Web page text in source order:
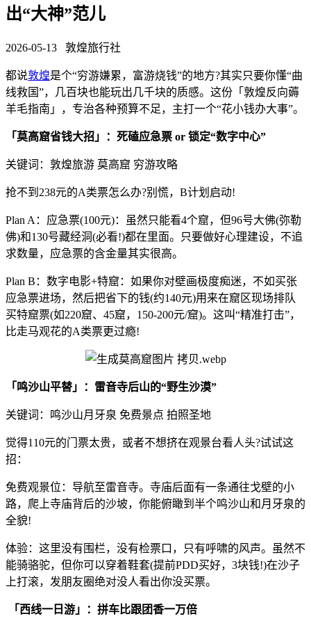
出“大神”范儿
2026-05-13 敦煌旅行社
都说敦煌是个“穷游嫌累，富游烧钱”的地方?其实只要你懂“曲
线救国”，几百块也能玩出几千块的质感。这份「敦煌反向薅
羊毛指南」，专治各种预算不足，主打一个“花小钱办大事”。
「莫高窟省钱大招」：死磕应急票 or 锁定“数字中心”
关键词：敦煌旅游 莫高窟 穷游攻略
抢不到238元的A类票怎么办?别慌，B计划启动!
Plan A：应急票(100元)：虽然只能看4个窟，但96号大佛(弥勒
佛)和130号藏经洞(必看!)都在里面。只要做好心理建设，不追
求数量，应急票的含金量其实很高。
Plan B：数字电影+特窟：如果你对壁画极度痴迷，不如买张
应急票进场，然后把省下的钱(约140元)用来在窟区现场排队
买特窟票(如220窟、45窟，150-200元/窟)。这叫“精准打击”，
比走马观花的A类票更过瘾!
「鸣沙山平替」：雷音寺后山的“野生沙漠”
关键词：鸣沙山月牙泉 免费景点 拍照圣地
觉得110元的门票太贵，或者不想挤在观景台看人头?试试这
招：
免费观景位：导航至雷音寺。寺庙后面有一条通往戈壁的小
路，爬上寺庙背后的沙坡，你能俯瞰到半个鸣沙山和月牙泉的
全貌!
体验：这里没有围栏，没有检票口，只有呼啸的风声。虽然不
能骑骆驼，但你可以穿着鞋套(提前PDD买好，3块钱!)在沙子
上打滚，发朋友圈绝对没人看出你没买票。
「西线一日游」：拼车比跟团香一万倍